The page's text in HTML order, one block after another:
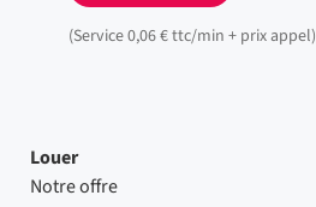
(Service 0,06 € ttc/min + prix appel)
Louer
Notre offre